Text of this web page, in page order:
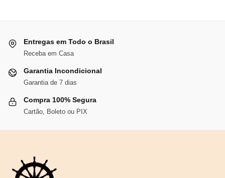
Entregas em Todo o Brasil
Receba em Casa
Garantia Incondicional
Garantia de 7 dias
Compra 100% Segura
Cartão, Boleto ou PIX